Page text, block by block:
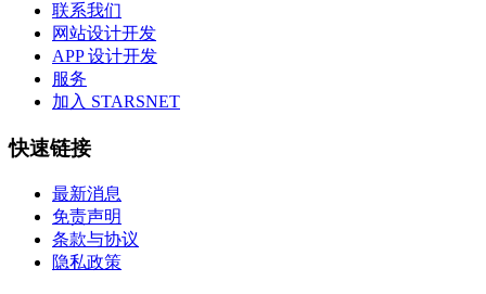
联系我们
网站设计开发
APP 设计开发
服务
加入 STARSNET
快速链接
最新消息
免责声明
条款与协议
隐私政策